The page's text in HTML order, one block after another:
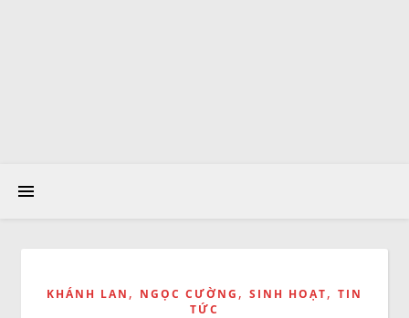
KHÁNH LAN , NGỌC CƯỜNG , SINH HOẠT, TIN
TỨC